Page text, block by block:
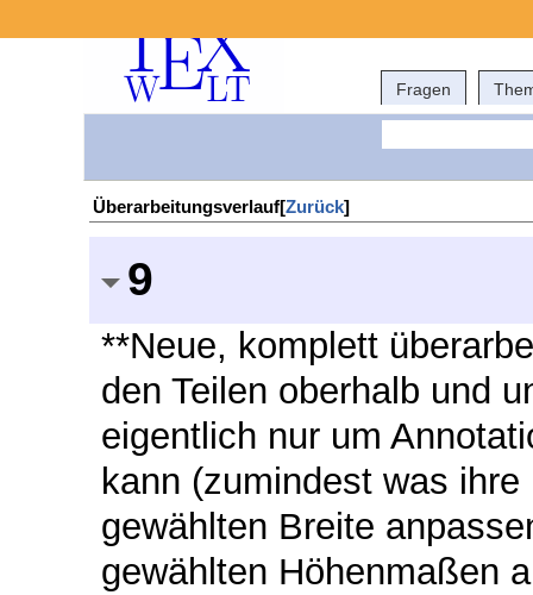
Fragen
Überarbeitungsverlauf[Zurück]
9
**Neue, komplett
den Teilen oberhalb und
eigentlich nur um
kann (zumindest was
gewählten Breite
gewählten Höhenmaßen